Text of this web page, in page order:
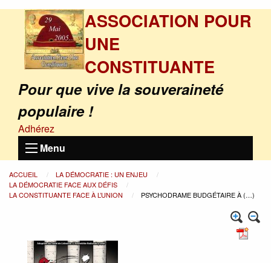
ASSOCIATION POUR
UNE
CONSTITUANTE
Pour que vive la souveraineté
populaire !
Adhérez
Menu
ACCUEIL
LA DÉMOCRATIE : UN ENJEU
LA DÉMOCRATIE FACE AUX DÉFIS
LA CONSTITUANTE FACE À L’UNION
PSYCHODRAME BUDGÉTAIRE À (…)